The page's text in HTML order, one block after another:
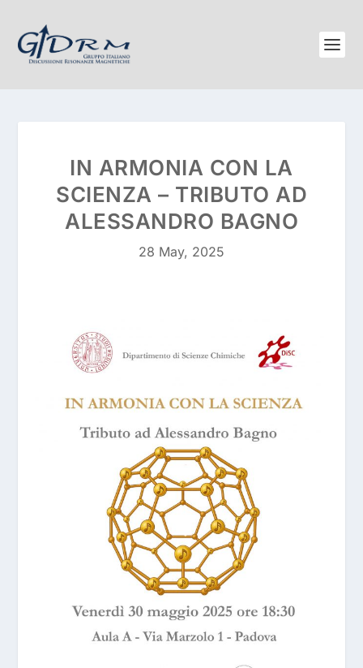
IN ARMONIA CON LA
SCIENZA – TRIBUTO AD
ALESSANDRO BAGNO
28 May, 2025